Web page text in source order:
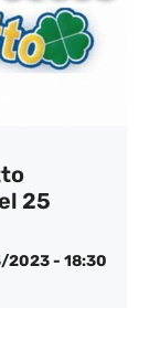
25
- 18:30